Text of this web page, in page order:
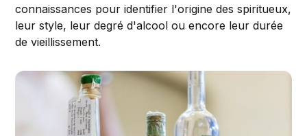
connaissances pour identifier l'origine des spiritueux,
leur style, leur degré d'alcool ou encore leur durée
de vieillissement.